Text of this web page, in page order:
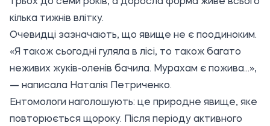
кілька тижнів влітку.
Очевидці зазначають, що явище не є поодиноким.
«Я також сьогодні гуляла в лісі, то також багато
неживих жуків-оленів бачила. Мурахам є пожива...»,
— написала Наталія Петриченко.
Ентомологи наголошують: це природне явище, яке
повторюється щороку. Після періоду активного